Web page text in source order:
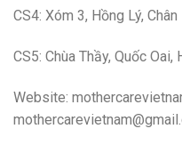
CS4: Xóm 3, Hồng Lý,
CS5: Chùa Thầy, Quốc Oai,
Website: